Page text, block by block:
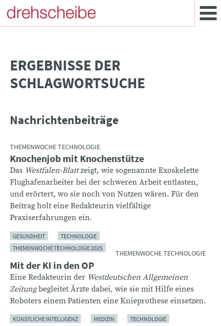
­ERGEBNISSE DER
SCHLAGWORTSUCHE
Nachrichtenbeiträge
THEMENWOCHE TECHNOLOGIE
Knochenjob mit Knochenstütze
Das Westfalen-Blattzeigt, wie sogenannte Exoskelette
Flughafenarbeiter bei der schweren Arbeit entlasten,
und erörtert, wo sie noch von Nutzen wären. Für den
Beitrag holt eine Redakteurin vielfältige
Praxiserfahrungen ein.
GESUNDHEIT
TECHNOLOGIE
THEMENWOCHE TECHNOLOGIE 2025
THEMENWOCHE TECHNOLOGIE
Mit der KI in den OP
Eine Redakteurin der Westdeutschen Allgemeinen
Zeitungbegleitet Ärzte dabei, wie sie mit Hilfe eines
Roboters einem Patienten eine Knieprothese einsetzen.
KÜNSTLICHE INTELLIGENZ MEDIZIN
TECHNOLOGIE